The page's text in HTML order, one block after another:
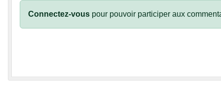
Connectez-vous pour pouvoir participer aux